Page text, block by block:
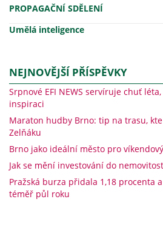
PROPAGAČNÍ SDĚLENÍ
Umělá inteligence
NEJNOVĚJŠÍ PŘÍSPĚVKY
Srpnové EFI NEWS servíruje chuť
inspiraci
Maraton hudby Brno: tip na trasu,
Zelňáku
Brno jako ideální město pro
Jak se mění investování do
Pražská burza přidala 1,18 procenta
téměř půl roku